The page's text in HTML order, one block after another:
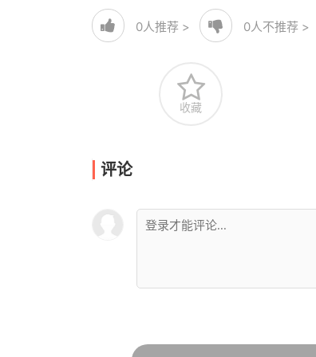
0人推荐 > 0人不推荐 >
收藏
评论